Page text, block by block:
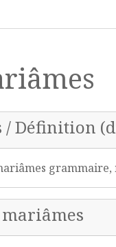
/ Définition